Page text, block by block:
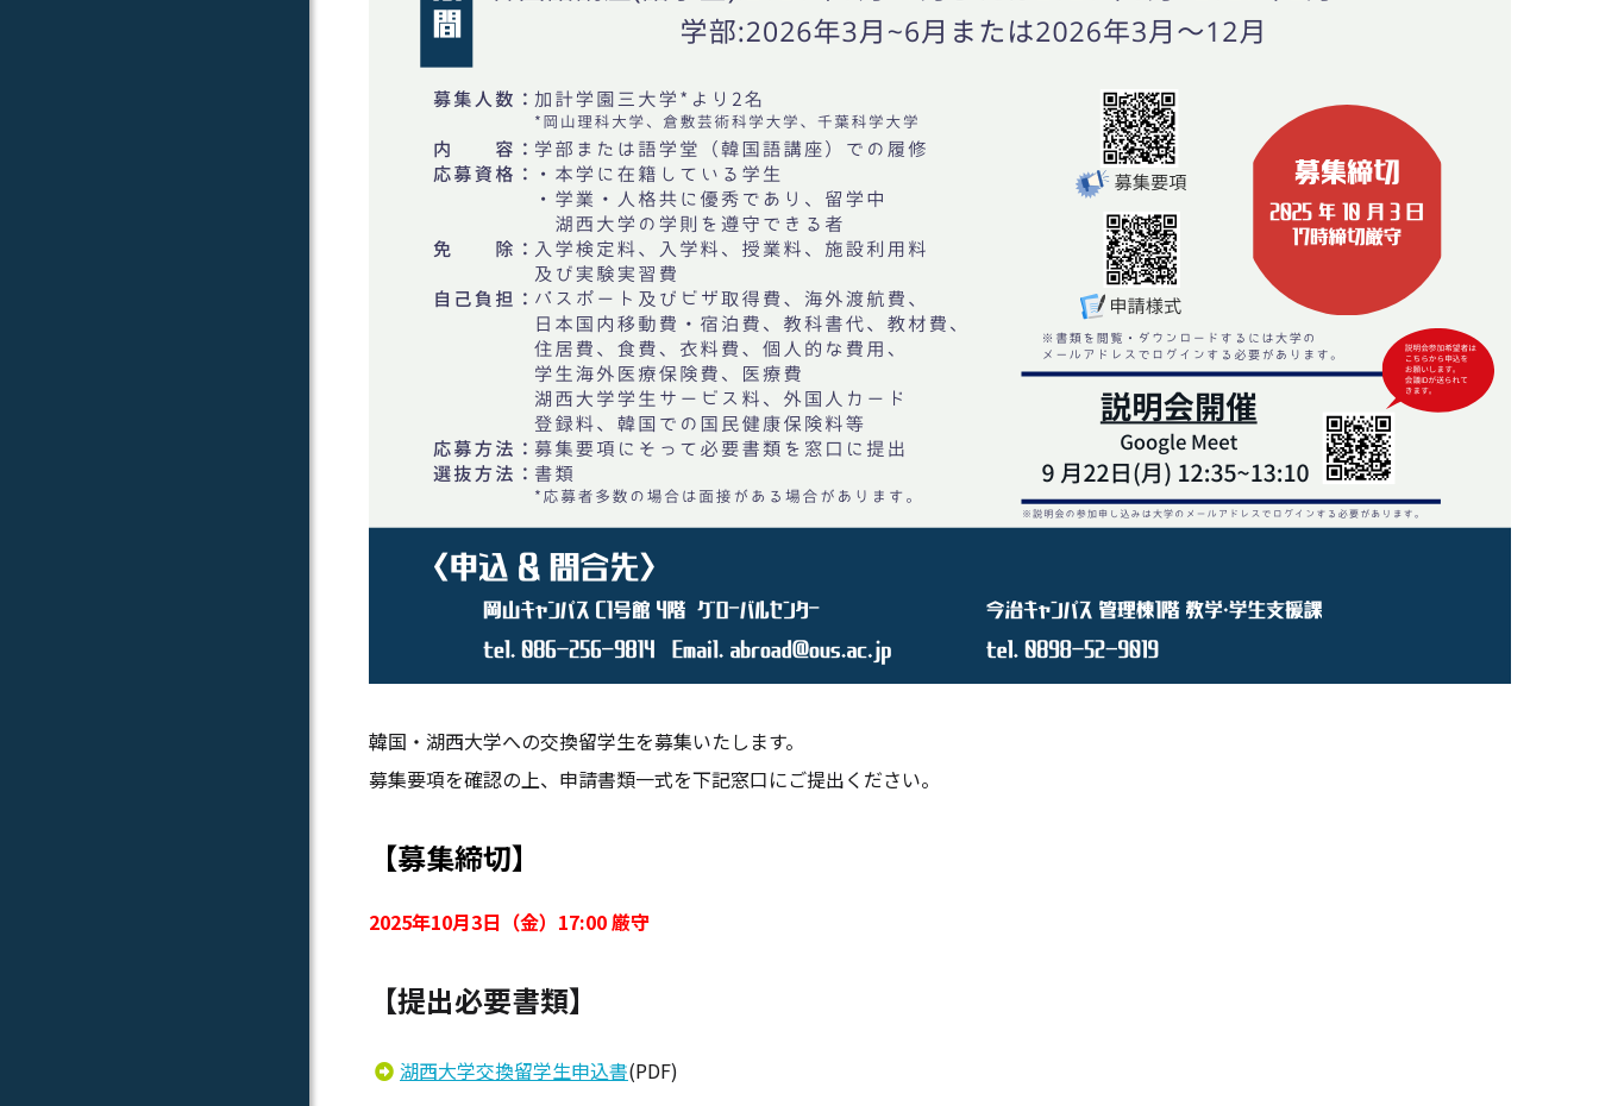
韓国・湖西大学への交換留学生を募集いたします。
募集要項を確認の上、申請書類一式を下記窓口にご提出ください。
【募集締切】
2025年10月3日（金）17:00 厳守
【提出必要書類】
湖西大学交換留学生申込書(PDF)